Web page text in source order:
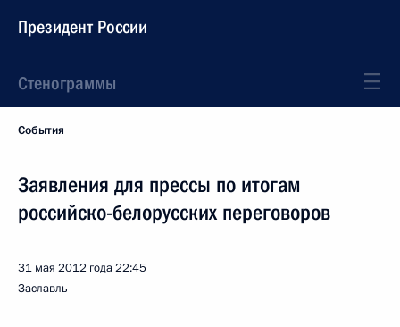
Президент России
Стенограммы
События
Заявления для прессы по итогам
российско-белорусских переговоров
31 мая 2012 года22:45
Заславль